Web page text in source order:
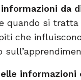
da
quando si tratta
che
informazioni